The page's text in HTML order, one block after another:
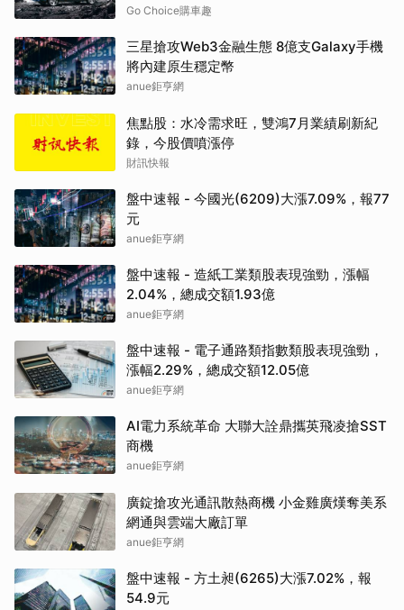
Go Choice購車趣
三星搶攻Web3金融生態 8億支Galaxy手機
將內建原生穩定幣
anue鉅亨網
焦點股：水冷需求旺，雙鴻7月業績刷新紀
錄，今股價噴漲停
財訊快報
盤中速報 - 今國光(6209)大漲7.09%，報77
元
anue鉅亨網
盤中速報 - 造紙工業類股表現強勁，漲幅
2.04%，總成交額1.93億
anue鉅亨網
盤中速報 - 電子通路類指數類股表現強勁，
漲幅2.29%，總成交額12.05億
anue鉅亨網
AI電力系統革命 大聯大詮鼎攜英飛凌搶SST
商機
anue鉅亨網
廣錠搶攻光通訊散熱商機 小金雞廣熯奪美系
網通與雲端大廠訂單
anue鉅亨網
盤中速報 - 方土昶(6265)大漲7.02%，報
54.9元